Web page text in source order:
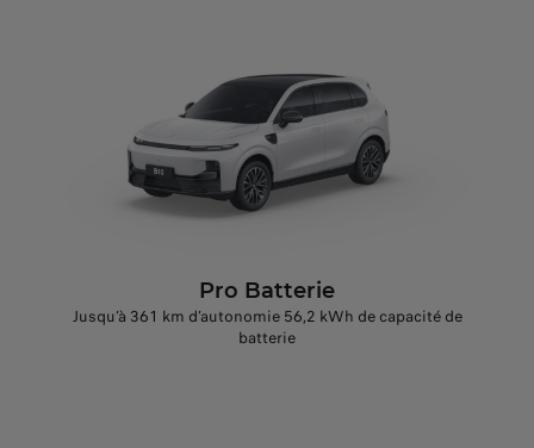
Pro Batterie
Jusqu’à 361 km d’autonomie 56,2 kWh de capacité de
batterie